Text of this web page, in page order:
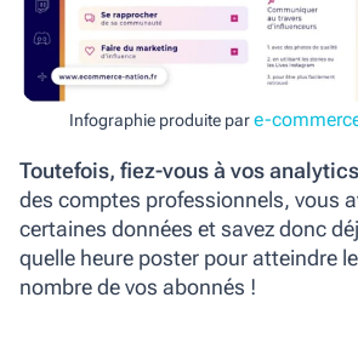
Infographie produite pare-
Toutefois, fiez-vous à vos
des comptes professionnels, vous
certaines données et savez donc
quelle heure poster pour atteindre
nombre de vos abonnés !